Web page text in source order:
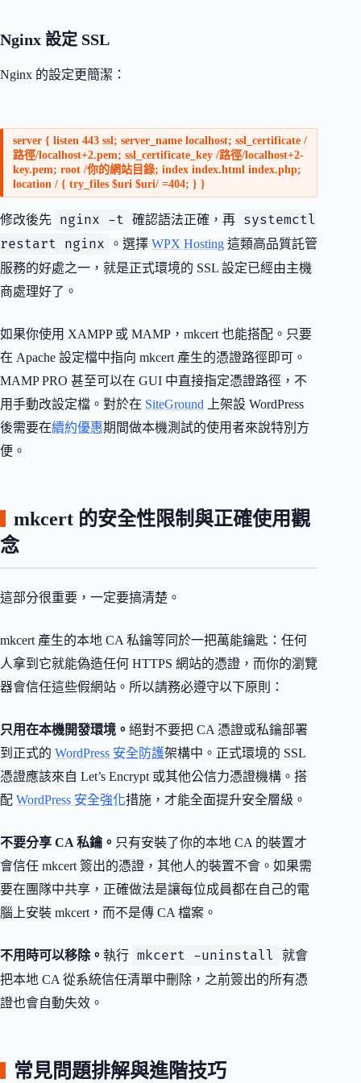
Nginx 設定 SSL
Nginx 的設定更簡潔：
server { listen 443 ssl; server_name localhost; ssl_certificate /
路徑/localhost+2.pem; ssl_certificate_key /路徑/localhost+2-
key.pem; root /你的網站目錄; index index.html index.php;
location / { try_files $uri $uri/ =404; } }
修改後先 nginx -t 確認語法正確，再
systemctl
restart nginx
。選擇 WPX Hosting 這類高品質託管
服務的好處之一，就是正式環境的 SSL 設定已經由主機
商處理好了。
如果你使用 XAMPP 或 MAMP，mkcert 也能搭配。只要
在 Apache 設定檔中指向 mkcert 產生的憑證路徑即可。
MAMP PRO 甚至可以在 GUI 中直接指定憑證路徑，不
用手動改設定檔。對於在 SiteGround 上架設 WordPress
後需要在續約優惠期間做本機測試的使用者來說特別方
便。
mkcert 的安全性限制與正確使用觀
念
這部分很重要，一定要搞清楚。
mkcert 產生的本地 CA 私鑰等同於一把萬能鑰匙：任何
人拿到它就能偽造任何 HTTPS 網站的憑證，而你的瀏覽
器會信任這些假網站。所以請務必遵守以下原則：
只用在本機開發環境。 絕對不要把 CA 憑證或私鑰部署
到正式的 WordPress 安全防護架構中。正式環境的 SSL
憑證應該來自 Let’s Encrypt 或其他公信力憑證機構。搭
配 WordPress 安全強化措施，才能全面提升安全層級。
不要分享 CA 私鑰。 只有安裝了你的本地 CA 的裝置才
會信任 mkcert 簽出的憑證，其他人的裝置不會。如果需
要在團隊中共享，正確做法是讓每位成員都在自己的電
腦上安裝 mkcert，而不是傳 CA 檔案。
不用時可以移除。 執行 mkcert -uninstall
就會
把本地 CA 從系統信任清單中刪除，之前簽出的所有憑
證也會自動失效。
常見問題排解與進階技巧